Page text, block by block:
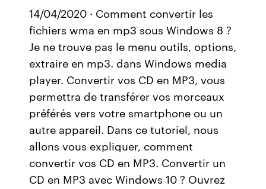
14/04/2020 · Comment convertir les
fichiers wma en mp3 sous Windows 8 ?
Je ne trouve pas le menu outils, options,
extraire en mp3. dans Windows media
player. Convertir vos CD en MP3, vous
permettra de transférer vos morceaux
préférés vers votre smartphone ou un
autre appareil. Dans ce tutoriel, nous
allons vous expliquer, comment
convertir vos CD en MP3. Convertir un
CD en MP3 avec Windows 10 ? Ouvrez